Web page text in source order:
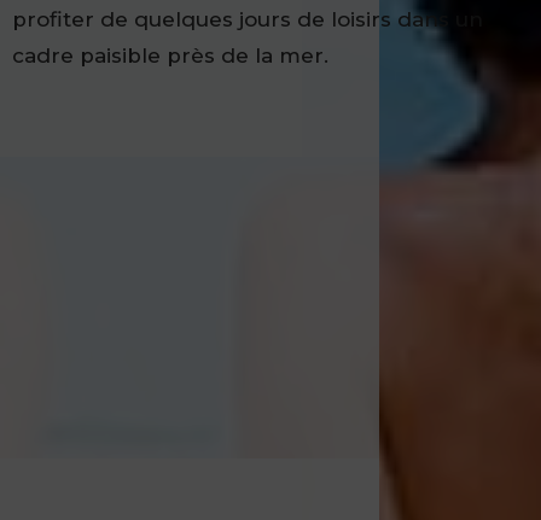
profiter de quelques jours de loisirs dans un
cadre paisible près de la mer.